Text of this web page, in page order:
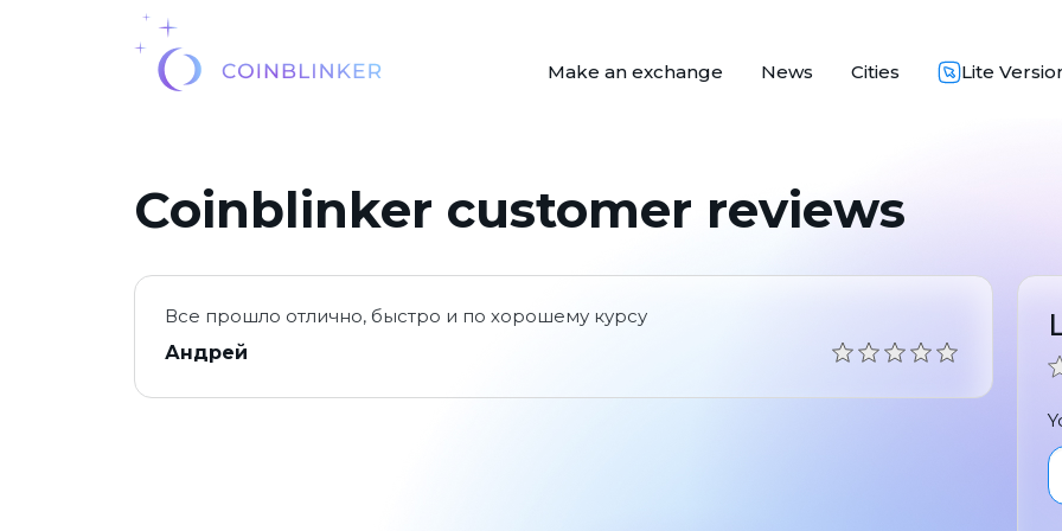
Make an exchange News Cities Lite
Coinblinker customer reviews
Все прошло отлично, быстро и по хорошему курсу
Андрей